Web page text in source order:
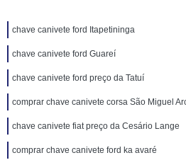
chave canivete ford Itapetininga
chave canivete ford Guareí
chave canivete ford preço da Tatuí
comprar chave canivete corsa São Miguel
chave canivete fiat preço da Cesário Lange
comprar chave canivete ford ka avaré